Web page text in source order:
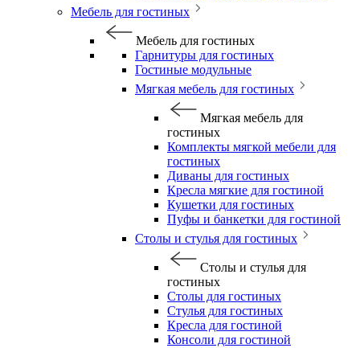
Мебель для гостиных
Мебель для гостиных
Гарнитуры для гостиных
Гостиные модульные
Мягкая мебель для гостиных
Мягкая мебель для
гостиных
Комплекты мягкой мебели для
гостиных
Диваны для гостиных
Кресла мягкие для гостиной
Кушетки для гостиных
Пуфы и банкетки для гостиной
Столы и стулья для гостиных
Столы и стулья для
гостиных
Столы для гостиных
Стулья для гостиных
Кресла для гостиной
Консоли для гостиной